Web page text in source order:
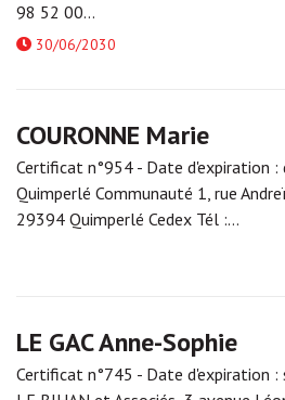
98 52 00…
30/06/2030
COURONNE Marie
Certificat n°954 - Date d'expiration :
Quimperlé Communauté 1, rue
29394 Quimperlé Cedex Tél :…
LE GAC Anne-Sophie
Certificat n°745 - Date d'expiration :